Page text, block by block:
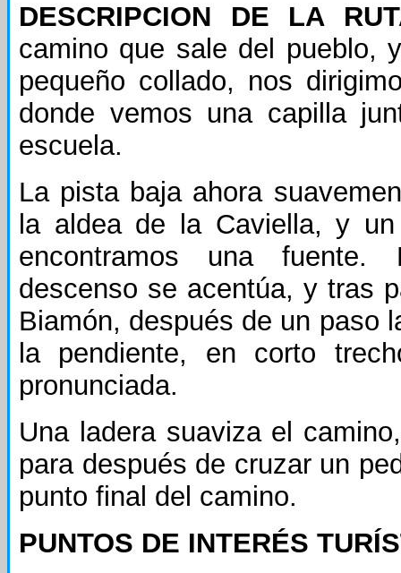
DESCRIPCION DE LA
camino que sale del pueblo,
pequeño collado, nos
donde vemos una capilla
escuela.
La pista baja ahora
la aldea de la Caviella, y
encontramos una
descenso se acentúa, y tras
Biamón, después de un paso
la pendiente, en corto
pronunciada.
Una ladera suaviza el
para después de cruzar un
punto final del camino.
PUNTOS DE INTERÉS